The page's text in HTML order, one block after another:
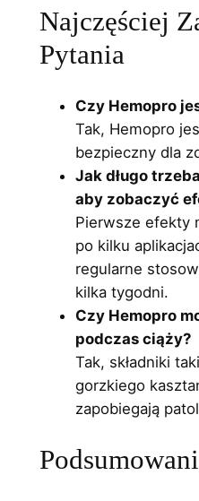
Najczęściej
Pytania
Czy Hemopro
Tak, Hemopro
bezpieczny dla
Jak długo
aby zobaczyć
Pierwsze efekty
po kilku
regularne
kilka tygodni.
Czy Hemopro
podczas ciąży?
Tak, składniki
gorzkiego
zapobiegają